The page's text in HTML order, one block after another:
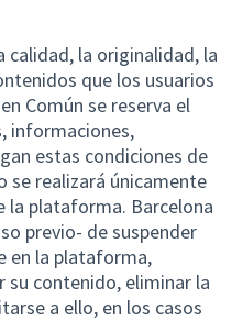
calidad, la originalidad, la
que los usuarios
Común se reserva el
informaciones,
estas condiciones de
realizará únicamente
la plataforma. Barcelona
previo- de suspender
en la plataforma,
su contenido, eliminar la
a ello, en los casos